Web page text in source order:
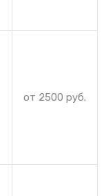
от 2500 руб.